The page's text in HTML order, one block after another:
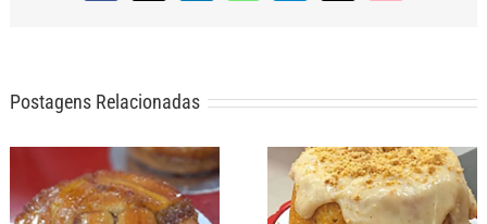
Postagens Relacionadas